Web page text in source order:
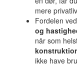
mere
Fordelen
og
når som
ikke have